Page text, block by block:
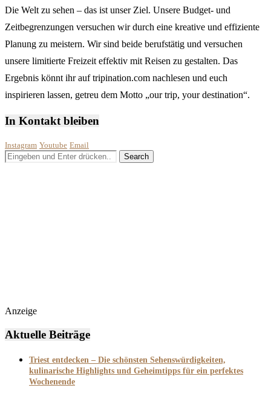
Die Welt zu sehen – das ist unser Ziel. Unsere Budget- und
Zeitbegrenzungen versuchen wir durch eine kreative und effiziente
Planung zu meistern. Wir sind beide berufstätig und versuchen
unsere limitierte Freizeit effektiv mit Reisen zu gestalten. Das
Ergebnis könnt ihr auf tripination.com nachlesen und euch
inspirieren lassen, getreu dem Motto „our trip, your destination“.
In Kontakt bleiben
Instagram Youtube Email
Anzeige
Aktuelle Beiträge
Triest entdecken – Die schönsten Sehenswürdigkeiten,
kulinarische Highlights und Geheimtipps für ein perfektes
Wochenende